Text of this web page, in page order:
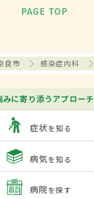
PAGE TOP
良市 感染症内科
みに寄り添うアプローチ
症状を知る
病気を知る
病院を探す